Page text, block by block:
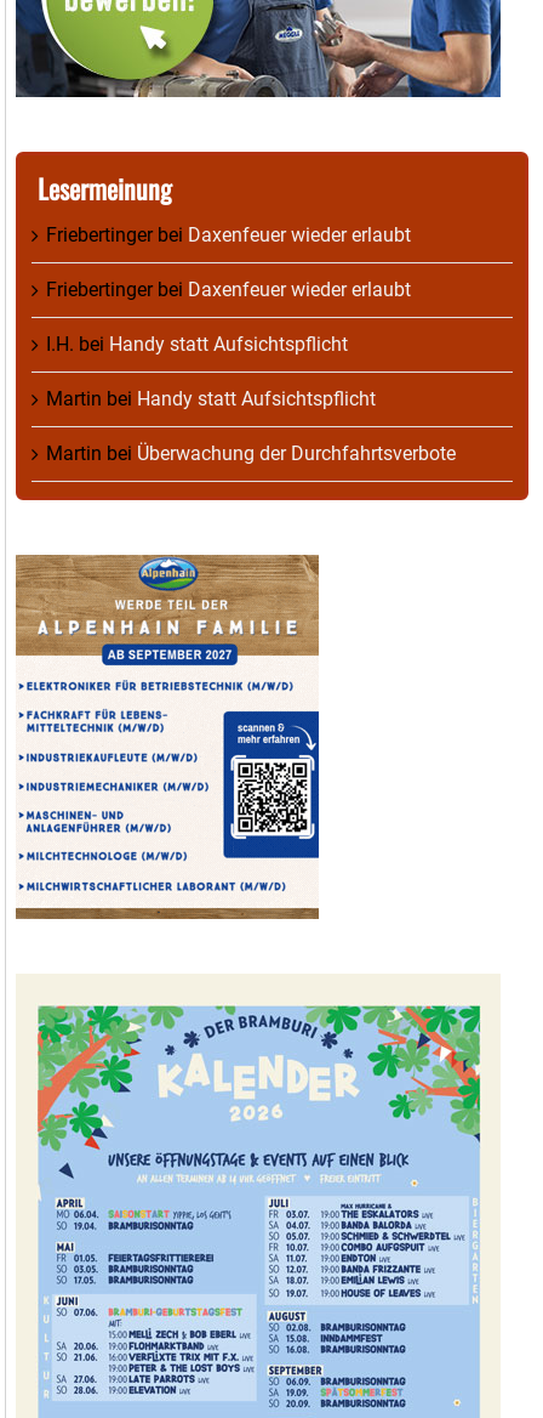
Lesermeinung
Friebertingerbei Daxenfeuer wieder erlaubt
Friebertingerbei Daxenfeuer wieder erlaubt
I.H. bei Handy statt Aufsichtspflicht
Martin bei Handy statt Aufsichtspflicht
Martin bei Überwachung der Durchfahrtsverbote